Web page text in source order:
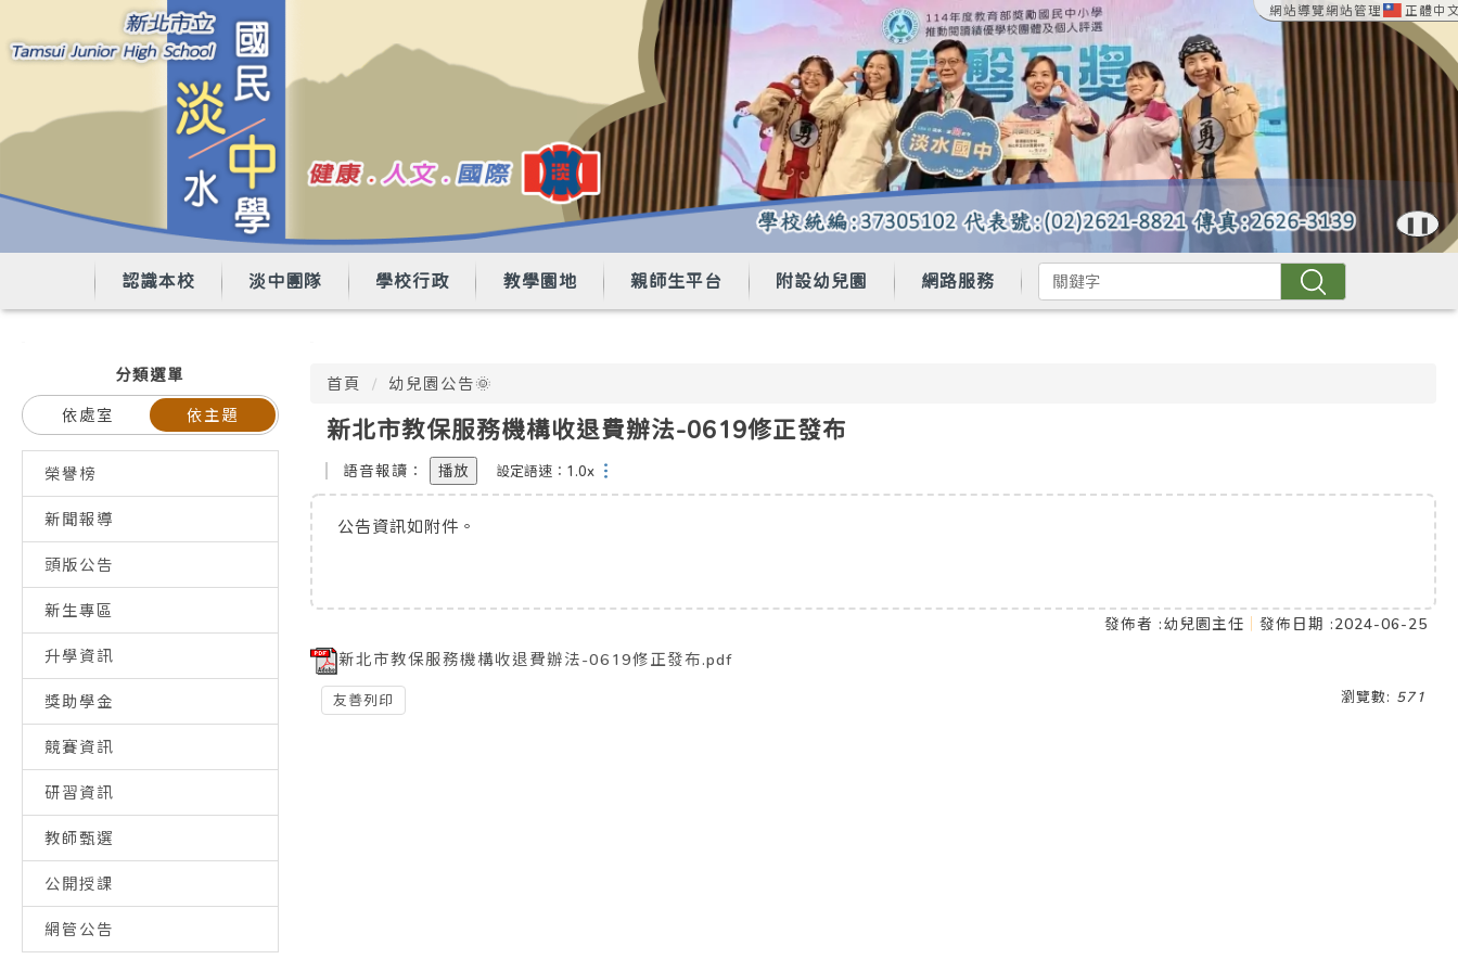
到
主
容
新北市立淡水國民中學 網站導覽 網站管理 正體中
❚❚
認識本校 淡中團隊 學校行政 教學園地 親師生平台 附設幼兒園 網路服務 搜尋
分類選單
依處室 依主題
榮譽榜
新聞報導
頭版公告
新生專區
升學資訊
獎助學金
競賽資訊
研習資訊
教師甄選
公開授課
網管公告
首頁 幼兒園公告🌞
新北市教保服務機構收退費辦法-0619修正發布
語音報讀： 播放 設定語速：1.0x …
公告資訊如附件。
發佈日期 :2024-06-25
發佈者 :幼兒園主任
新北市教保服務機構收退費辦法-0619修正發布.pdf
瀏覽數: 571
友善列印